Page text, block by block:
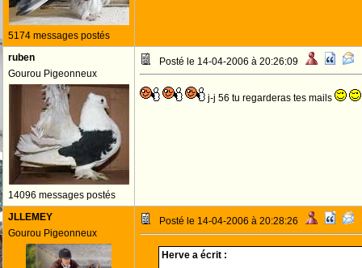
5174 messages postés
ruben
Gourou Pigeonneux
14096 messages postés
Posté le 14-04-2006 à 20:26:09
j-j 56 tu regarderas tes mails
JLLEMEY
Gourou Pigeonneux
Posté le 14-04-2006 à 20:28:26
Herve a écrit :